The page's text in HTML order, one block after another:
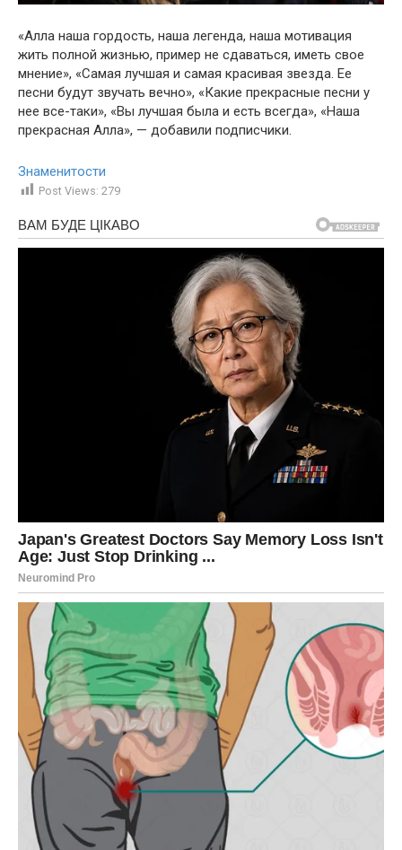
«Алла наша гордость, наша легенда, наша мотивация
жить полной жизнью, пример не сдаваться, иметь свое
мнение», «Самая лучшая и самая красивая звезда. Ее
песни будут звучать вечно», «Какие прекрасные песни у
нее все-таки», «Вы лучшая была и есть всегда», «Наша
прекрасная Алла», — добавили подписчики.
Знаменитости
Post Views: 279